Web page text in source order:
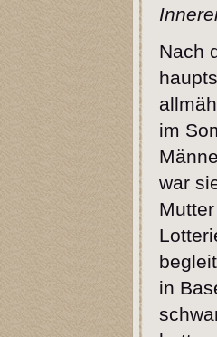
Nach
im
war
in